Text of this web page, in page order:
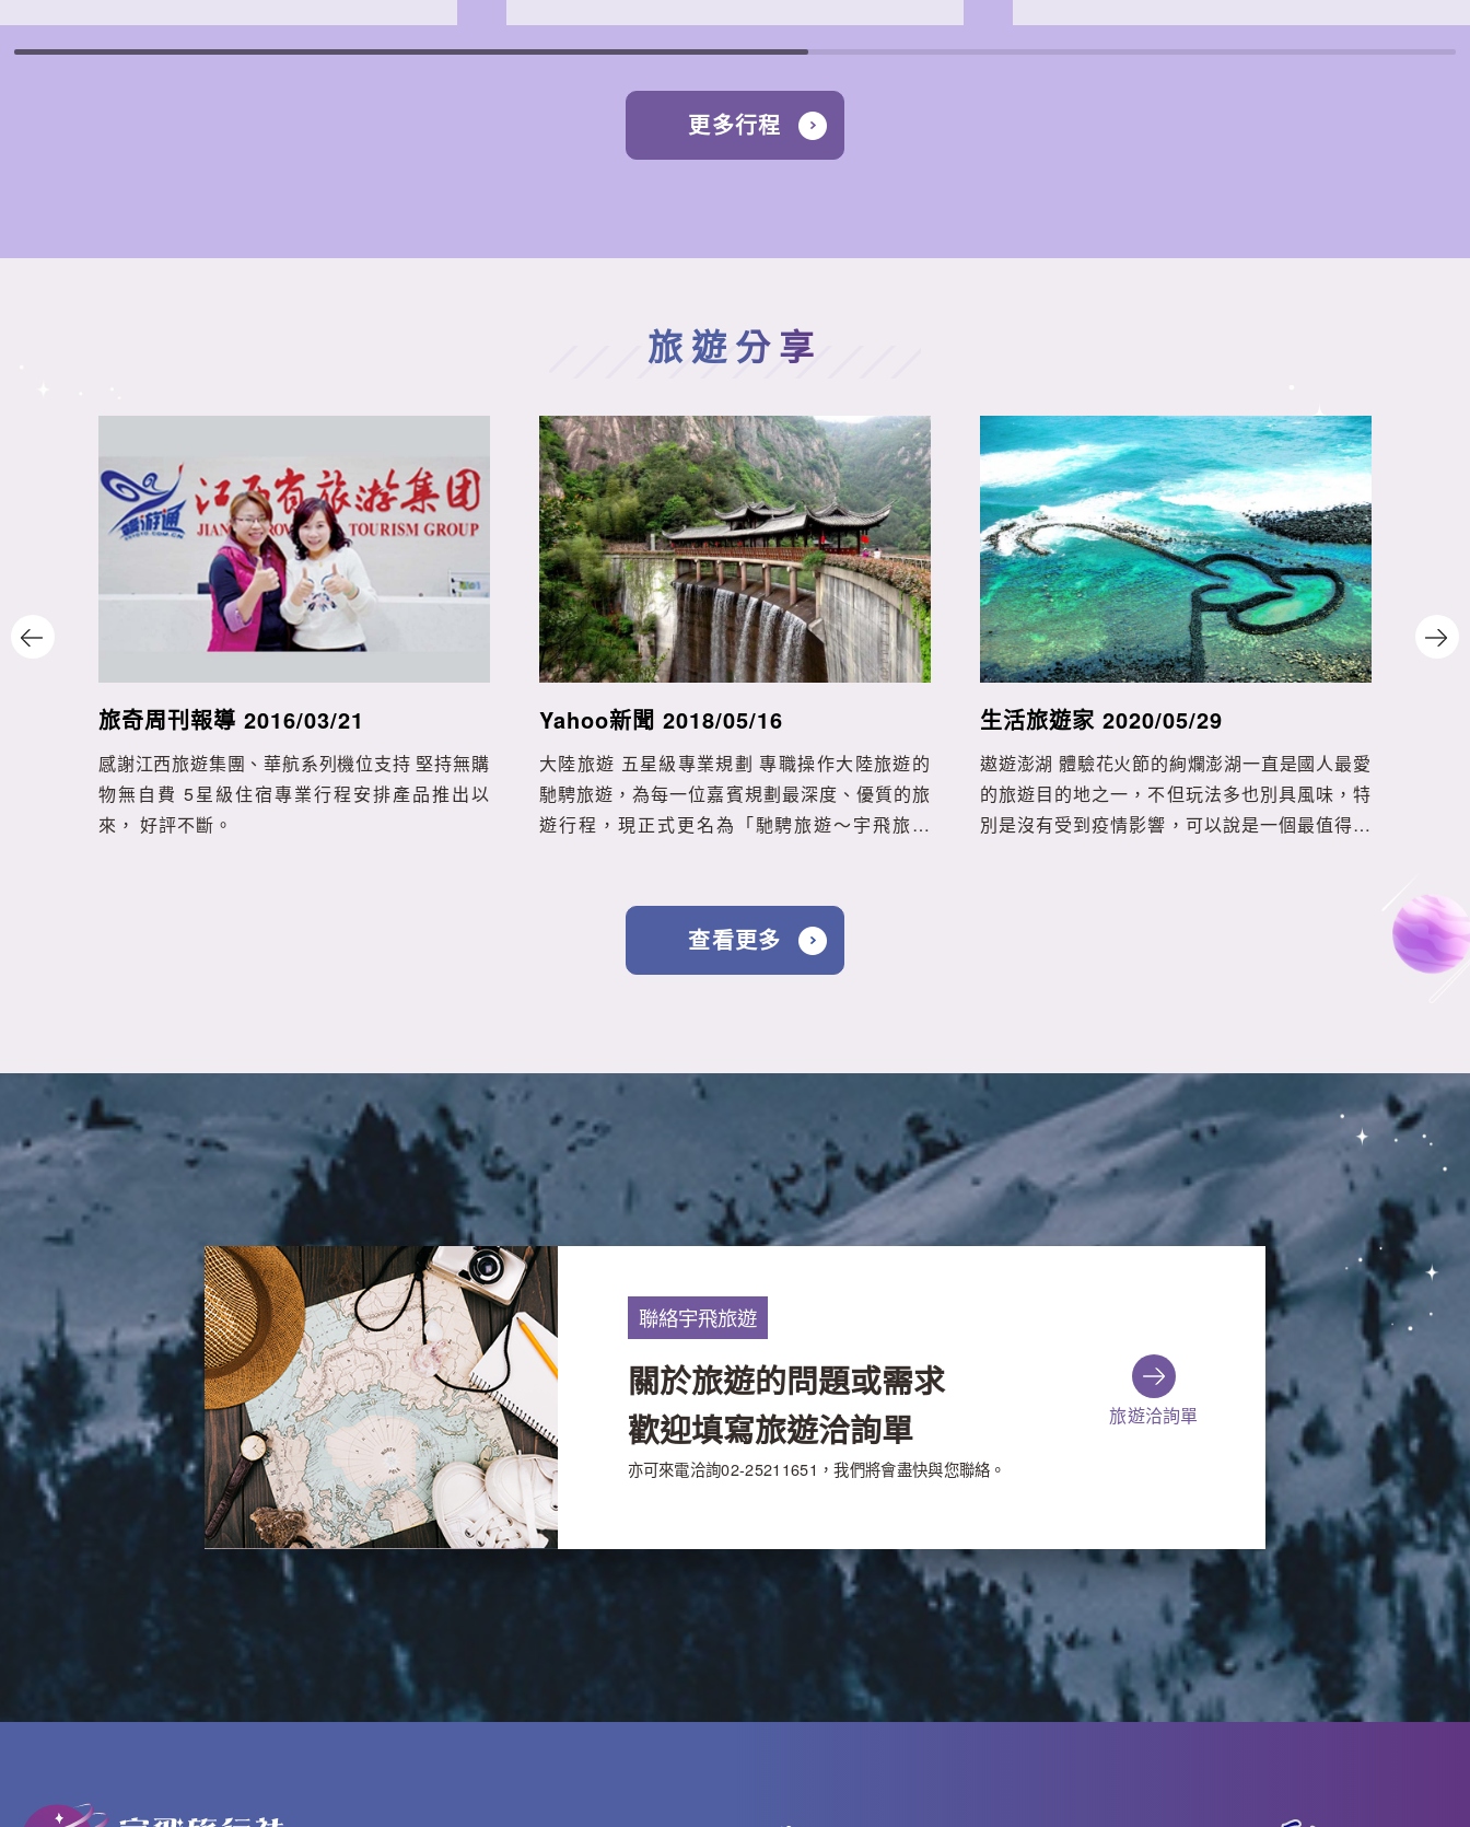
更多行程
旅遊分享
旅奇周刊報導 2016/03/21
感謝江西旅遊集團、華航系列機位支持 堅持無購
物無自費 5星級住宿專業行程安排產品推出以
來， 好評不斷。
Yahoo新聞 2018/05/16
大陸旅遊 五星級專業規劃 專職操作大陸旅遊的
馳騁旅遊，為每一位嘉賓規劃最深度、優質的旅
遊行程，現正式更名為「馳騁旅遊～宇飛旅行
生活旅遊家 2020/05/29
遨遊澎湖 體驗花火節的絢爛澎湖一直是國人最愛
的旅遊目的地之一，不但玩法多也別具風味，特
別是沒有受到疫情影響，可以說是一個最值得一
查看更多
聯絡宇飛旅遊
關於旅遊的問題或需求
歡迎填寫旅遊洽詢單
亦可來電洽詢02-25211651，我們將會盡快與您聯絡。
旅遊洽詢單